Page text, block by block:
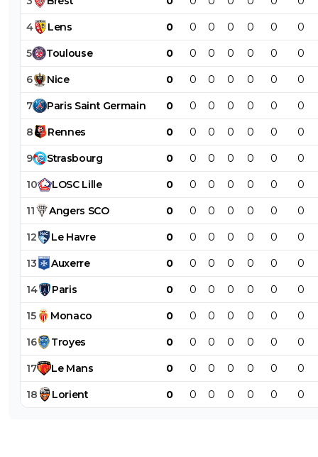
4 Lens 0 0 0 0 0 0 0
5 Toulouse 0 0 0 0 0 0 0
6 Nice 0 0 0 0 0 0 0
7 Paris Saint Germain 0 0 0 0 0 0 0
8 Rennes 0 0 0 0 0 0 0
9 Strasbourg 0 0 0 0 0 0 0
10 LOSC Lille 0 0 0 0 0 0 0
11 Angers SCO 0 0 0 0 0 0 0
12 Le Havre 0 0 0 0 0 0 0
13 Auxerre 0 0 0 0 0 0 0
14 Paris 0 0 0 0 0 0 0
15 Monaco 0 0 0 0 0 0 0
16 Troyes 0 0 0 0 0 0 0
17 Le Mans 0 0 0 0 0 0 0
18 Lorient 0 0 0 0 0 0 0